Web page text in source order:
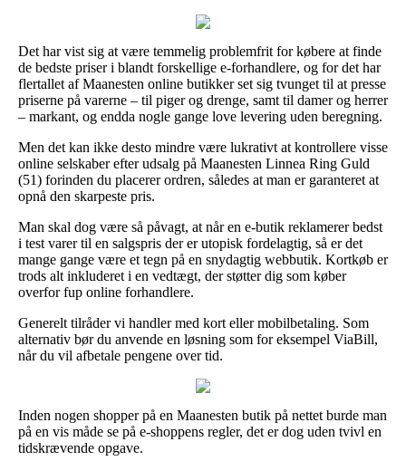
Det har vist sig at være temmelig problemfrit for købere at finde
de bedste priser i blandt forskellige e-forhandlere, og for det har
flertallet af Maanesten online butikker set sig tvunget til at presse
priserne på varerne – til piger og drenge, samt til damer og herrer
– markant, og endda nogle gange love levering uden beregning.
Men det kan ikke desto mindre være lukrativt at kontrollere visse
online selskaber efter udsalg på Maanesten Linnea Ring Guld
(51) forinden du placerer ordren, således at man er garanteret at
opnå den skarpeste pris.
Man skal dog være så påvagt, at når en e-butik reklamerer bedst
i test varer til en salgspris der er utopisk fordelagtig, så er det
mange gange være et tegn på en snydagtig webbutik. Kortkøb er
trods alt inkluderet i en vedtægt, der støtter dig som køber
overfor fup online forhandlere.
Generelt tilråder vi handler med kort eller mobilbetaling. Som
alternativ bør du anvende en løsning som for eksempel ViaBill,
når du vil afbetale pengene over tid.
Inden nogen shopper på en Maanesten butik på nettet burde man
på en vis måde se på e-shoppens regler, det er dog uden tvivl en
tidskrævende opgave.